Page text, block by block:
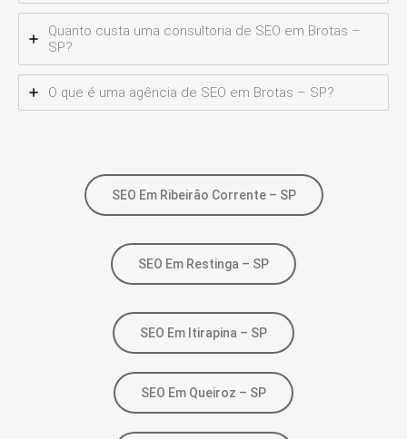
Quanto custa uma consultoria de SEO em Brotas –
SP?
O que é uma agência de SEO em Brotas – SP?
SEO Em Ribeirão Corrente – SP
SEO Em Restinga – SP
SEO Em Itirapina – SP
SEO Em Queiroz – SP